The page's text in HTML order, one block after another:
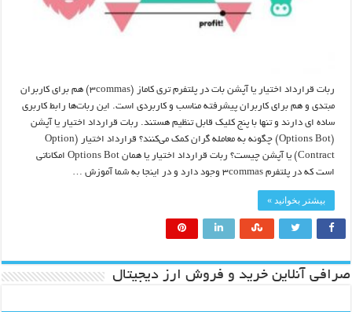
ربات قرارداد اختیار یا آپشن بات در پلتفرم تری کاماز (۳commas) هم برای کاربران
مبتدی و هم برای کاربران پیشرفته مناسب و کاربردی است. این ربات‌ها رابط کاربری
ساده ای دارند و تنها با پنج کلیک قابل ‌تنظیم هستند. ربات‌ قرارداد اختیار یا آپشن
(Options Bot) چگونه به معامله گران کمک می‌کنند؟ قرارداد اختیار (Option
Contract) یا آپشن چیست؟ ربات‌ قرارداد اختیار یا همان Options Bot امکاناتی
است که در پلتفرم ۳commas وجود دارد و در اینجا به شما آموزش …
بیشتر بخوانید »
صرافی آنلاین خرید و فروش ارز دیجیتال